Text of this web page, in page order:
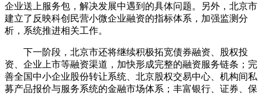
企业送上服务包，解决发展中遇到的具体问题。另外，北京市
建立了反映科创民营小微企业融资的指标体系，加强监测分
析，系统推进相关工作。
下一阶段，北京市还将继续积极拓宽债券融资、股权投
资、企业上市等融资渠道，加快形成完整的融资服务链条；完
善全国中小企业股份转让系统、北京股权交易中心、机构间私
募产品报价与服务系统的金融市场体系；丰富银行、证券、保